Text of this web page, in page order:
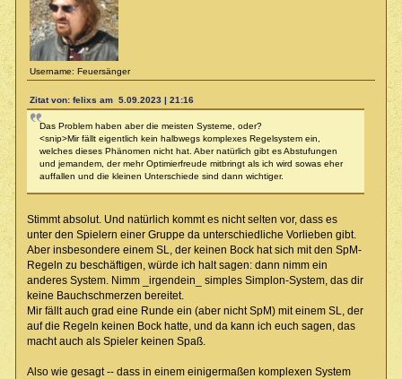
Username: Feuersänger
Zitat von: felixs am 5.09.2023 | 21:16
Das Problem haben aber die meisten Systeme, oder?
<snip>Mir fällt eigentlich kein halbwegs komplexes Regelsystem ein,
welches dieses Phänomen nicht hat. Aber natürlich gibt es Abstufungen
und jemandem, der mehr Optimierfreude mitbringt als ich wird sowas eher
auffallen und die kleinen Unterschiede sind dann wichtiger.
Stimmt absolut. Und natürlich kommt es nicht selten vor, dass es
unter den Spielern einer Gruppe da unterschiedliche Vorlieben gibt.
Aber insbesondere einem SL, der keinen Bock hat sich mit den SpM-
Regeln zu beschäftigen, würde ich halt sagen: dann nimm ein
anderes System. Nimm _irgendein_ simples Simplon-System, das dir
keine Bauchschmerzen bereitet.
Mir fällt auch grad eine Runde ein (aber nicht SpM) mit einem SL, der
auf die Regeln keinen Bock hatte, und da kann ich euch sagen, das
macht auch als Spieler keinen Spaß.
Also wie gesagt -- dass in einem einigermaßen komplexen System